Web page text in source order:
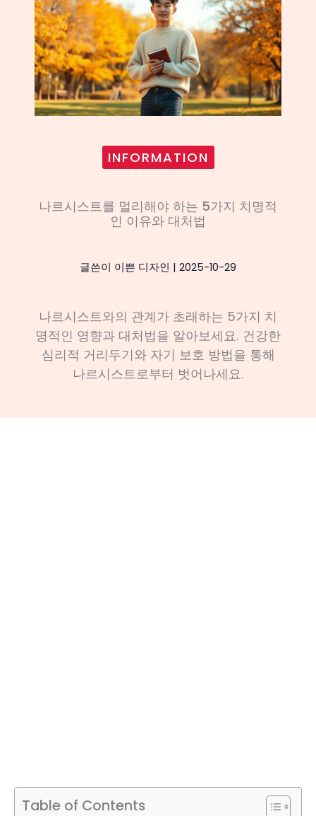
INFORMATION
나르시스트를 멀리해야 하는 5가지 치명적
인 이유와 대처법
글쓴이 이쁜 디자인 | 2025-10-29
나르시스트와의 관계가 초래하는 5가지 치
명적인 영향과 대처법을 알아보세요. 건강한
심리적 거리두기와 자기 보호 방법을 통해
나르시스트로부터 벗어나세요.
Table of Contents